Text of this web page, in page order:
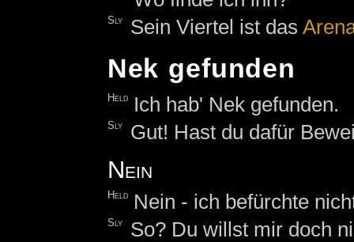
Sly Sein Viertel ist das
Nek gefunden
Held Ich hab' Nek gefunden.
Sly Gut! Hast du dafür
Nein
Held Nein - ich befürchte
Sly
So? Du willst mir doch